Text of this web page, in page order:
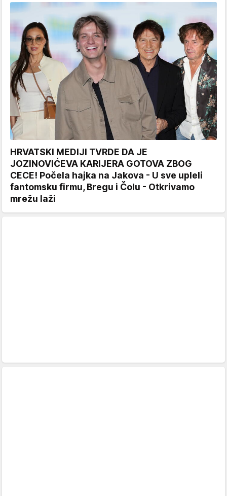
HRVATSKI MEDIJI TVRDE DA JE
JOZINOVIĆEVA KARIJERA GOTOVA ZBOG
CECE! Počela hajka na Jakova - U sve upleli
fantomsku firmu, Bregu i Čolu - Otkrivamo
mrežu laži